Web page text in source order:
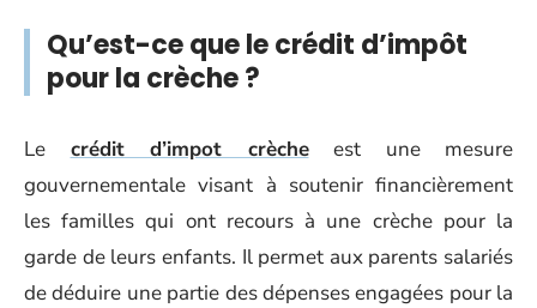
Qu’est-ce que le crédit d’impôt
pour la crèche ?
Le crédit d’impot crècheest une mesure
gouvernementale visant à soutenir financièrement
les familles qui ont recours à une crèche pour la
garde de leurs enfants. Il permet aux parents salariés
de déduire une partie des dépenses engagées pour la